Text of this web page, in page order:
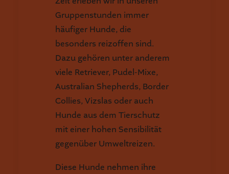
Gruppenstunden immer
häufiger Hunde, die
besonders reizoffen sind.
Dazu gehören unter anderem
viele Retriever, Pudel-Mixe,
Australian Shepherds, Border
Collies, Vizslas oder auch
Hunde aus dem Tierschutz
mit einer hohen Sensibilität
gegenüber Umweltreizen.
Diese Hunde nehmen ihre